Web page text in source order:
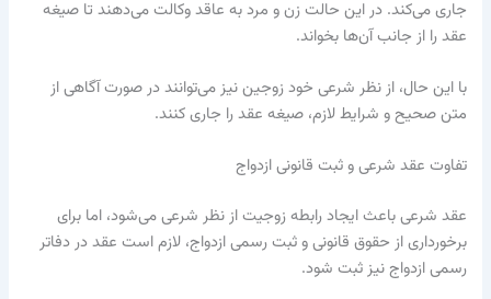
جاری می‌کند. در این حالت زن و مرد به عاقد وکالت می‌دهند تا صیغه
عقد را از جانب آن‌ها بخواند.
با این حال، از نظر شرعی خود زوجین نیز می‌توانند در صورت آگاهی از
متن صحیح و شرایط لازم، صیغه عقد را جاری کنند.
تفاوت عقد شرعی و ثبت قانونی ازدواج
عقد شرعی باعث ایجاد رابطه زوجیت از نظر شرعی می‌شود، اما برای
برخورداری از حقوق قانونی و ثبت رسمی ازدواج، لازم است عقد در دفاتر
رسمی ازدواج نیز ثبت شود.